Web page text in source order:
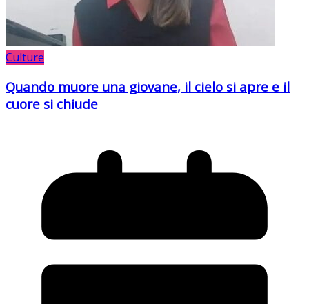
Culture
Quando muore una giovane, il cielo si apre e il
cuore si chiude